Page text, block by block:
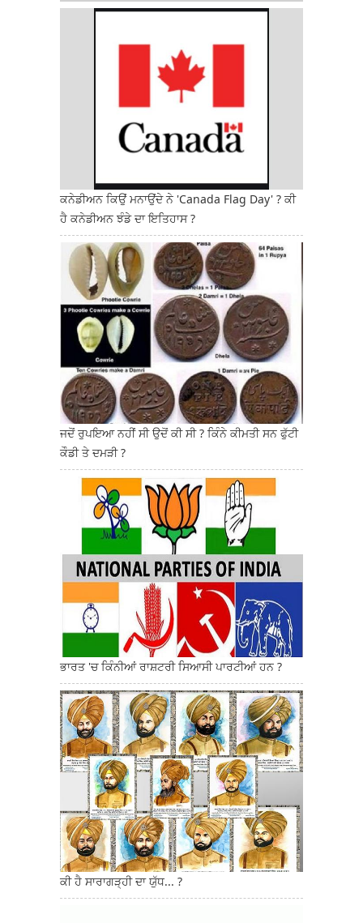
ਕਨੇਡੀਅਨ ਕਿਉਂ ਮਨਾਉਂਦੇ ਨੇ 'Canada Flag Day' ? ਕੀ
ਹੈ ਕਨੇਡੀਅਨ ਝੰਡੇ ਦਾ ਇਤਿਹਾਸ ?
ਜਦੋਂ ਰੁਪਇਆ ਨਹੀਂ ਸੀ ਉਦੋਂ ਕੀ ਸੀ ? ਕਿੰਨੇ ਕੀਮਤੀ ਸਨ ਫੁੱਟੀ
ਕੌਡੀ ਤੇ ਦਮੜੀ ?
ਭਾਰਤ 'ਚ ਕਿੰਨੀਆਂ ਰਾਸ਼ਟਰੀ ਸਿਆਸੀ ਪਾਰਟੀਆਂ ਹਨ ?
ਕੀ ਹੈ ਸਾਰਾਗੜ੍ਹੀ ਦਾ ਯੁੱਧ... ?